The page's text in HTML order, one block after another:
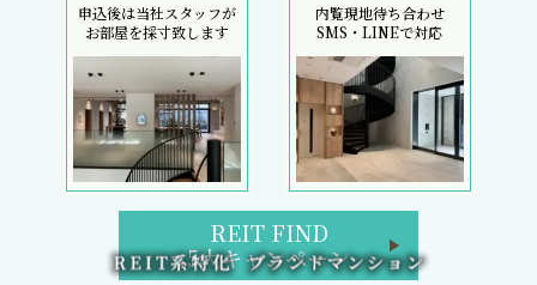
申込後は当社スタッフが
お部屋を採寸致します
内覧現地待ち合わせ
SMS・LINEで対応
REIT FIND
5大キャンペーン